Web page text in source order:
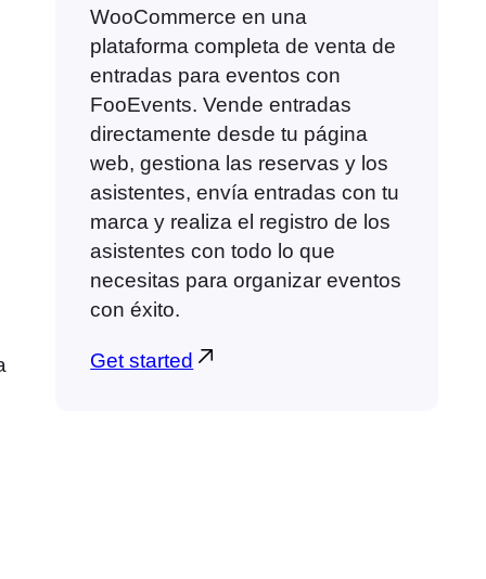
WooCommerce en una
plataforma completa de venta de
entradas para eventos con
FooEvents. Vende entradas
directamente desde tu página
web, gestiona las reservas y los
asistentes, envía entradas con tu
marca y realiza el registro de los
asistentes con todo lo que
necesitas para organizar eventos
con éxito.
Get started